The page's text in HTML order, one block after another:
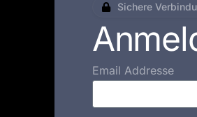
Sichere
Email Addresse